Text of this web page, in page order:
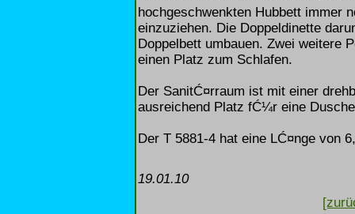
hochgeschwenkten Hubbett immer
einzuziehen. Die Doppeldinette
Doppelbett umbauen. Zwei weitere
einen Platz zum Schlafen.
Der SanitĆ¤rraum ist mit einer
ausreichend Platz fĆ¼r eine
Der T 5881-4 hat eine LĆ¤nge von
19.01.10